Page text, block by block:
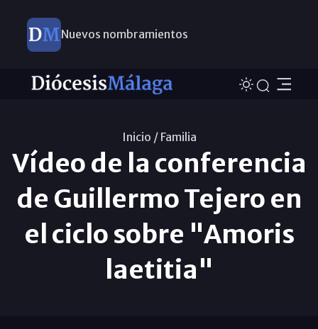
Nuevos nombramientos
Inicio / Familia
Vídeo de la conferencia
de Guillermo Tejero en
el ciclo sobre "Amoris
laetitia"